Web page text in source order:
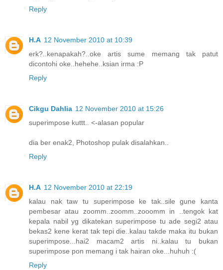
Reply
H.A 12 November 2010 at 10:39
erk?..kenapakah?..oke artis sume memang tak patut
dicontohi oke..hehehe..ksian irma :P
Reply
Cikgu Dahlia 12 November 2010 at 15:26
superimpose kuttt.. <-alasan popular
dia ber enak2, Photoshop pulak disalahkan..
Reply
H.A 12 November 2010 at 22:19
kalau nak taw tu superimpose ke tak..sile gune kanta
pembesar atau zoomm..zoomm..zooomm in ..tengok kat
kepala nabil yg dikatekan superimpose tu ade segi2 atau
bekas2 kene kerat tak tepi die..kalau takde maka itu bukan
superimpose...hai2 macam2 artis ni..kalau tu bukan
superimpose pon memang i tak hairan oke...huhuh :(
Reply